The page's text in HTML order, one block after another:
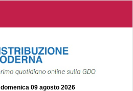
domenica 09 agosto 2026